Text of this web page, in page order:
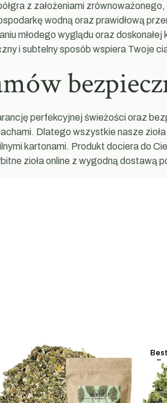
z założeniami
wodną oraz prawidłową
młodego wyglądu oraz
i subtelny sposób wspiera Twoje
perfekcyjnej świeżości oraz
Dlatego wszystkie nasze
kartonami. Produkt dociera do
zioła online z wygodną dostawą